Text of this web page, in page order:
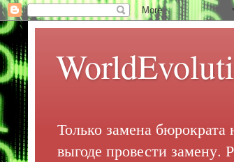
Только замена
выгоде провести замену.